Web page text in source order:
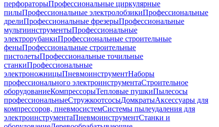
перфораторыПрофессиональные циркулярные
пилыПрофессиональные электролобзикиПрофессиональные
дрелиПрофессиональные фрезерыПрофессиональные
мультиинструментыПрофессиональные
электрорубанкиПрофессиональные строительные
феныПрофессиональные строительные
пистолетыПрофессиональные точильные
станкиПрофессиональные
электроножницыПневмоинструментНаборы
профессионального электроинструментаСтроительное
оборудованиеКомпрессорыТепловые пушкиПылесосы
профессиональныеСтружкоотсосыДомкратыАксессуары для
компрессоров, пневмосистемСистемы пылеудаления для
электроинструментаПневмоинструментСтанки и